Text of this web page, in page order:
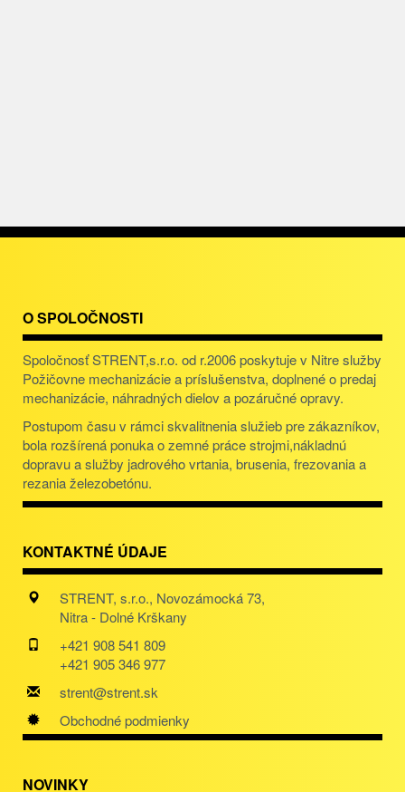
O SPOLOČNOSTI
Spoločnosť STRENT,s.r.o. od r.2006 poskytuje v Nitre služby
Požičovne mechanizácie a príslušenstva, doplnené o predaj
mechanizácie, náhradných dielov a pozáručné opravy.
Postupom času v rámci skvalitnenia služieb pre zákazníkov,
bola rozšírená ponuka o zemné práce strojmi,nákladnú
dopravu a služby jadrového vrtania, brusenia, frezovania a
rezania železobetónu.
KONTAKTNÉ ÚDAJE
STRENT, s.r.o., Novozámocká 73,
Nitra - Dolné Krškany
+421 908 541 809
+421 905 346 977
strent@strent.sk
Obchodné podmienky
NOVINKY